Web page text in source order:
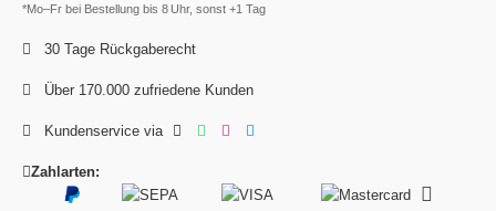
*Mo–Fr bei Bestellung bis 8 Uhr, sonst +1 Tag
30 Tage Rückgaberecht
Über 170.000 zufriedene Kunden
Kundenservice via
Zahlarten: